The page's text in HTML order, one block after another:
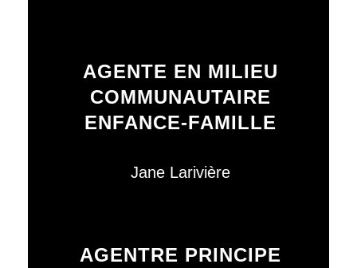
AGENTE EN MILIEU
COMMUNAUTAIRE
ENFANCE-FAMILLE
Jane Larivière
AGENTRE PRINCIPE